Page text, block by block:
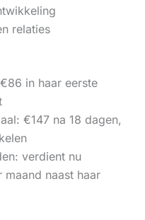
relaties
in haar eerste
€147 na 18 dagen,
verdient nu
naast haar